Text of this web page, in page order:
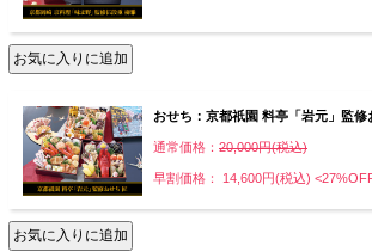
おせち：京都祇園 料亭「岩元」監修
通常価格： 20,000円(税込)
早割価格： 14,600円(税込)